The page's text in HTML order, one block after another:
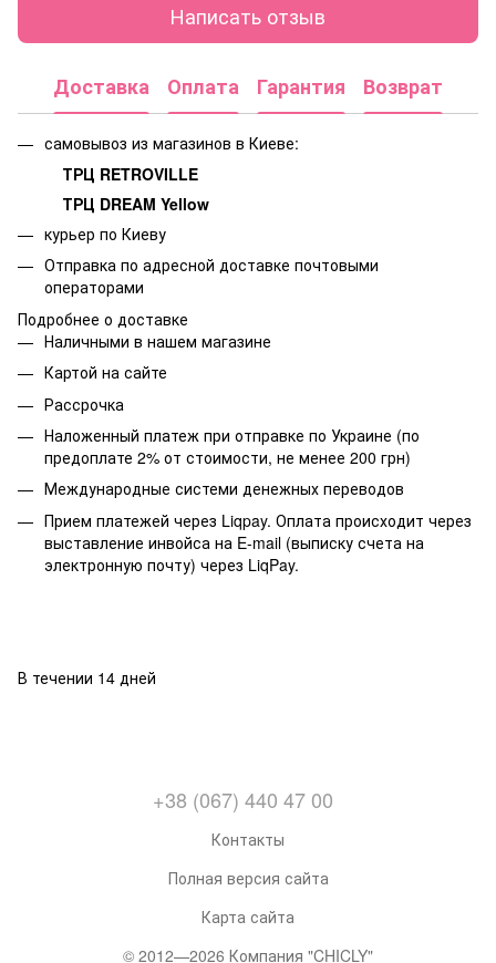
Написать отзыв
Доставка Оплата Гарантия Возврат
самовывоз из магазинов в Киеве:
ТРЦ RETROVILLE
ТРЦ DREAM Yellow
курьер по Киеву
Отправка по адресной доставке почтовыми
операторами
Подробнее о доставке
Наличными в нашем магазине
Картой на сайте
Рассрочка
Наложенный платеж при отправке по Украине (по
предоплате 2% от стоимости, не менее 200 грн)
Международные системи денежных переводов
Прием платежей через Liqpay. Оплата происходит через
выставление инвойса на E-mail (выписку счета на
электронную почту) через LiqPay.
В течении 14 дней
+38 (067) 440 47 00
Контакты
Полная версия сайта
Карта сайта
© 2012—2026 Компания "CHICLY"